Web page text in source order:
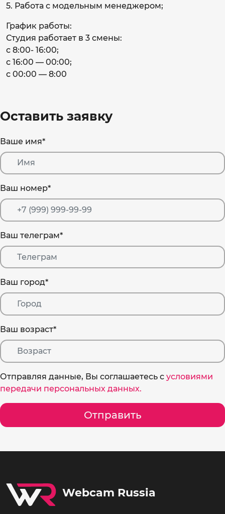
5. Работа с модельным менеджером;
График работы:
Студия работает в 3 смены:
с 8:00- 16:00;
с 16:00 — 00:00;
с 00:00 — 8:00
Оставить заявку
Ваше имя*
Ваш номер*
Ваш телеграм*
Ваш город*
Ваш возраст*
Отправляя данные, Вы соглашаетесь c условиями
передачи персональных данных.
Отправить
Webcam Russia